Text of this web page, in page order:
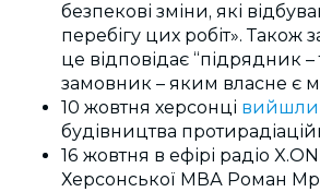
безпекові зміни, які
перебігу цих робіт». Також
це відповідає “підрядник –
замовник – яким власне є
10 жовтня херсонці вийшли
будівництва
16 жовтня в ефірі радіо
Херсонської МВА Роман